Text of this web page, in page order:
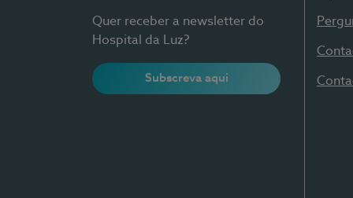
Quer receber a newsletter do
Hospital da Luz?
Subscreva aqui